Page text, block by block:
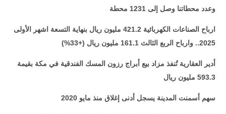
وعدد محطاتنا وصل إلى 1231 محطة
ارباح الصناعات الكهربائية 421.2 مليون ريال بنهاية التسعة اشهر الأولى
2025.. وارباح الربع الثالث 161.1 مليون ريال (+33%)
أدير العقارية تُنفذ مزاد بيع أبراج رزون المسك الفندقية في مكة بقيمة
593.3 مليون ريال
سهم أسمنت المدينة يسجل أدنى إغلاق منذ مايو 2020